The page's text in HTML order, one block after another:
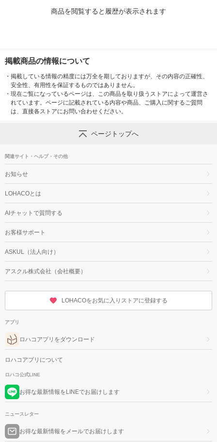
商品を閲覧すると履歴が表示されます
掲載商品の情報について
・ 掲載している情報の精度には万全を期しておりますが、その内容の正確性、
安全性、有用性を保証するものではありません。
・ 現在ご覧になっているページは、この商品を取り扱うストアによって運営さ
れています。ページに記載されている内容や商品、ご購入に関するご質問
は、直接各ストアにお問い合わせください。
ページトップへ
関連サイト・ヘルプ・その他
お知らせ
LOHACOとは
AIチャットで質問する
お客様サポート
ASKUL（法人向け）
アスクル株式会社（会社概要）
LOHACOをお気に入りストアに登録する
アプリ
ロハコアプリをダウンロード
ロハコアプリについて
ロハコ公式LINE
お得な最新情報をLINEでお届けします
ニュースレター
お得な最新情報をメールでお届けします